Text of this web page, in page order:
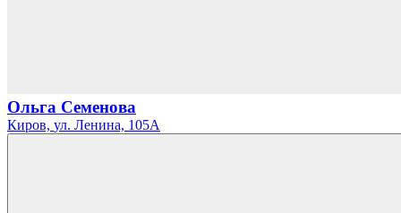
Ольга Семенова
Киров, ул. Ленина, 105А